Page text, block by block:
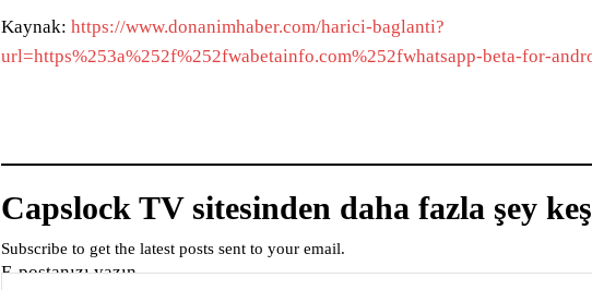
Kaynak: https://www.donanimhaber.com/harici-baglanti?
url=https%253a%252f%252fwabetainfo.com%252fwhatsapp-beta-for-
Capslock TV sitesinden daha fazla şey
Subscribe to get the latest posts sent to your email.
E-postanızı yazın…